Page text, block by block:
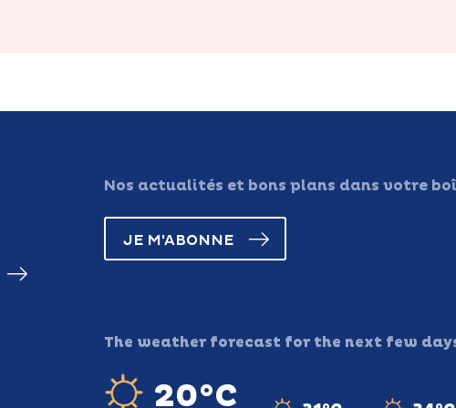
Nos actualités et bons plans dans votre
JE M'ABONNE
The weather forecast for the next few
20°C